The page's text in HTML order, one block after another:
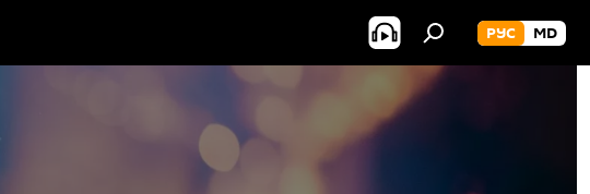
РУС MD